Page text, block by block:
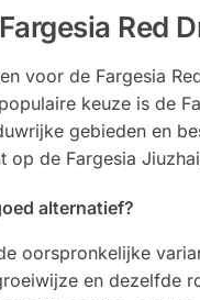
Red
voor de Fargesia
keuze is de
gebieden en
op de Fargesia
alternatief?
oorspronkelijke
en dezelfde